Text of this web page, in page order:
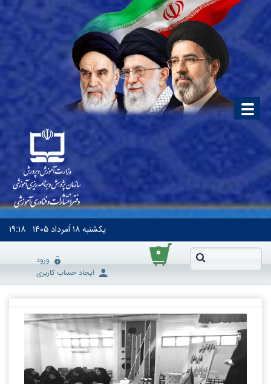
یکشنبه۱۸ اَمرداد ۱۴۰۵ ۱۹:۱۸
۰
ورود
ایجاد حساب کاربری